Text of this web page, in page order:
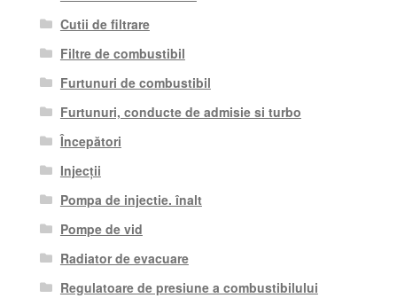
Cutii de filtrare
Filtre de combustibil
Furtunuri de combustibil
Furtunuri, conducte de admisie si turbo
Începători
Injecții
Pompa de injectie. înalt
Pompe de vid
Radiator de evacuare
Regulatoare de presiune a combustibilului